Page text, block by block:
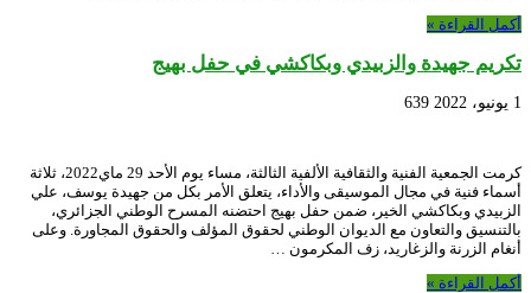
أكمل القراءة »
تكريم جهيدة والزبيدي وبكاكشي في حفل بهيج
1 يونيو، 2022 639
كرمت الجمعية الفنية والثقافية الألفية الثالثة، مساء يوم الأحد 29 ماي2022، ثلاثة
أسماء فنية في مجال الموسيقى والأداء، يتعلق الأمر بكل من جهيدة يوسف، علي
الزبيدي وبكاكشي الخير، ضمن حفل بهيج احتضنه المسرح الوطني الجزائري،
بالتنسيق والتعاون مع الديوان الوطني لحقوق المؤلف والحقوق المجاورة. وعلى
أنغام الزرنة والزغاريد، زف المكرمون …
أكمل القراءة »